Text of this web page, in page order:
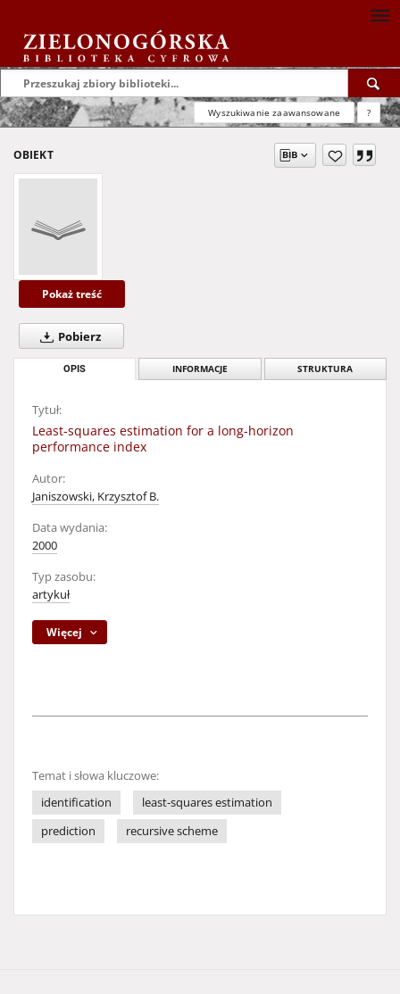
Wyszukiwanie zaawansowane ?
OBIEKT
Pokaż treść
Pobierz
OPIS INFORMACJE STRUKTURA
Tytuł:
Least-squares estimation for a long-horizon
performance index
Autor:
Janiszowski, Krzysztof B.
Data wydania:
2000
Typ zasobu:
artykuł
Więcej
Temat i słowa kluczowe:
identification
least-squares estimation
prediction
recursive scheme